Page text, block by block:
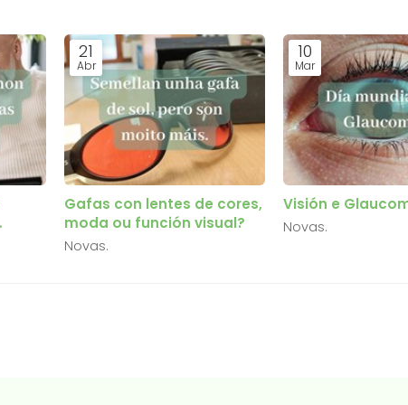
21
Abr
Gafas con lentes de cores,
moda ou función visual?
Novas.
10
Mar
Visión e
Novas.